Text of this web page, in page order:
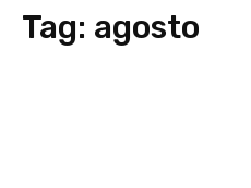
Tag: agosto